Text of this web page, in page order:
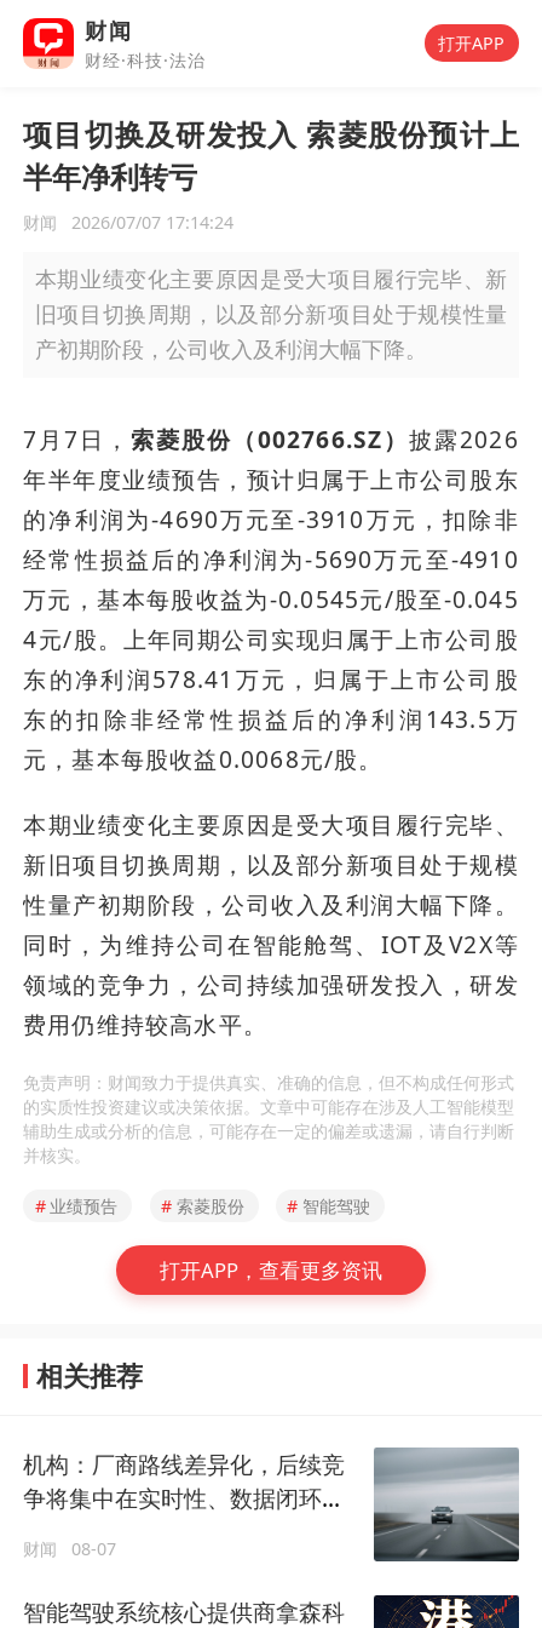
财闻
财经·科技·法治
打开APP
项目切换及研发投入 索菱股份预计上
半年净利转亏
财闻 2026/07/07 17:14:24
本期业绩变化主要原因是受大项目履行完毕、新
旧项目切换周期，以及部分新项目处于规模性量
产初期阶段，公司收入及利润大幅下降。
7月7日， 索菱股份（002766.SZ）披露2026
年半年度业绩预告，预计归属于上市公司股东
的净利润为-4690万元至-3910万元，扣除非
经常性损益后的净利润为-5690万元至-4910
万元，基本每股收益为-0.0545元/股至-0.045
4元/股。上年同期公司实现归属于上市公司股
东的净利润578.41万元，归属于上市公司股
东的扣除非经常性损益后的净利润143.5万
元，基本每股收益0.0068元/股。
本期业绩变化主要原因是受大项目履行完毕、
新旧项目切换周期，以及部分新项目处于规模
性量产初期阶段，公司收入及利润大幅下降。
同时，为维持公司在智能舱驾、IOT及V2X等
领域的竞争力，公司持续加强研发投入，研发
费用仍维持较高水平。
免责声明：财闻致力于提供真实、准确的信息，但不构成任何形式
的实质性投资建议或决策依据。文章中可能存在涉及人工智能模型
辅助生成或分析的信息，可能存在一定的偏差或遗漏，请自行判断
并核实。
# 业绩预告 # 索菱股份 # 智能驾驶
打开APP，查看更多资讯
相关推荐
机构：厂商路线差异化，后续竞
争将集中在实时性、数据闭环、
财闻 08-07
智能驾驶系统核心提供商拿森科